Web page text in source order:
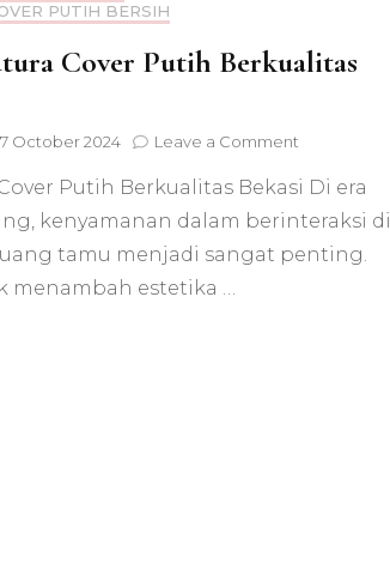
PUTIH BERSIH
Cover Putih Berkualitas
October 2024 Leave a Comment
Kursi
Futura
Putih
Putih Berkualitas Bekasi Di era
kenyamanan dalam berinteraksi di
tamu menjadi sangat penting.
menambah estetika …